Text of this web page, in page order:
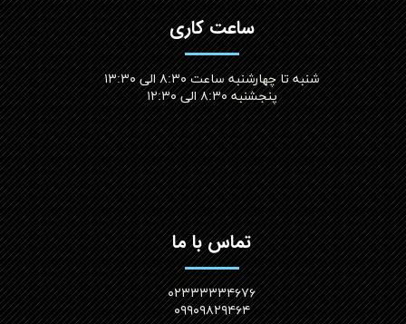
ساعت کاری
شنبه تا چهارشنبه ساعت ۸:۳۰ الی ۱۳:۳۰
پنجشنبه ۸:۳۰ الی ۱۲:۳۰​​​​​​​
تماس با ما
۰۲۳۳۳۳۳۴۶۷۶
۰۹۹۰۹۸۲۹۴۶۴